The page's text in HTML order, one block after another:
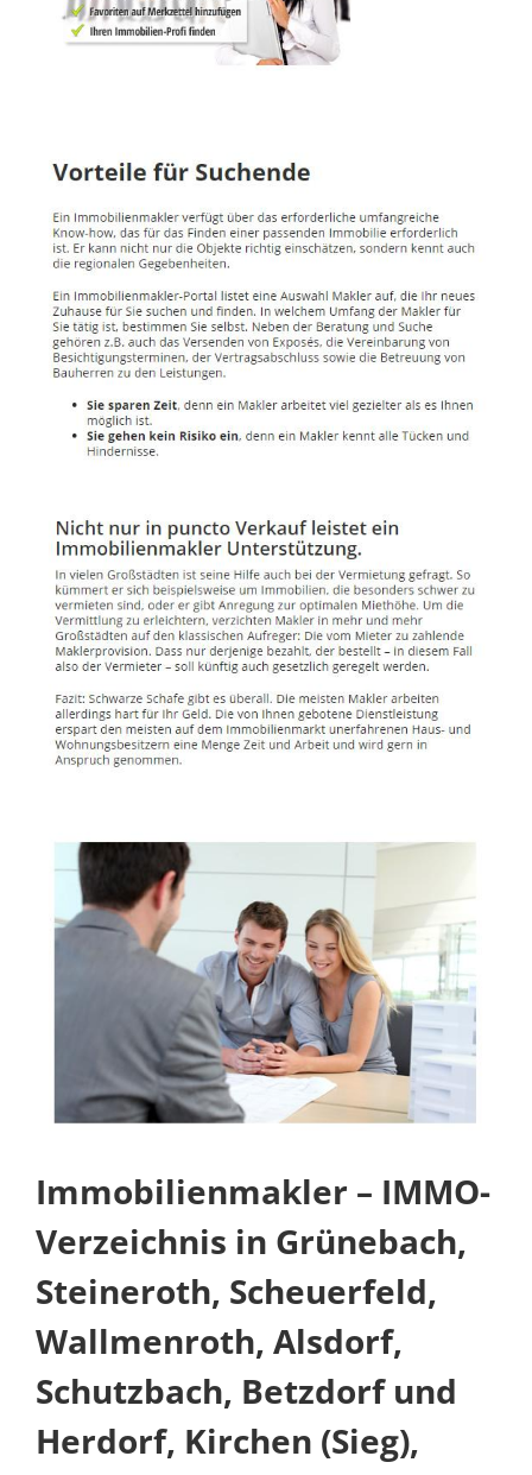
Immobilienmakler – IMMO-
Verzeichnis in Grünebach,
Steineroth, Scheuerfeld,
Wallmenroth, Alsdorf,
Schutzbach, Betzdorf und
Herdorf, Kirchen (Sieg),